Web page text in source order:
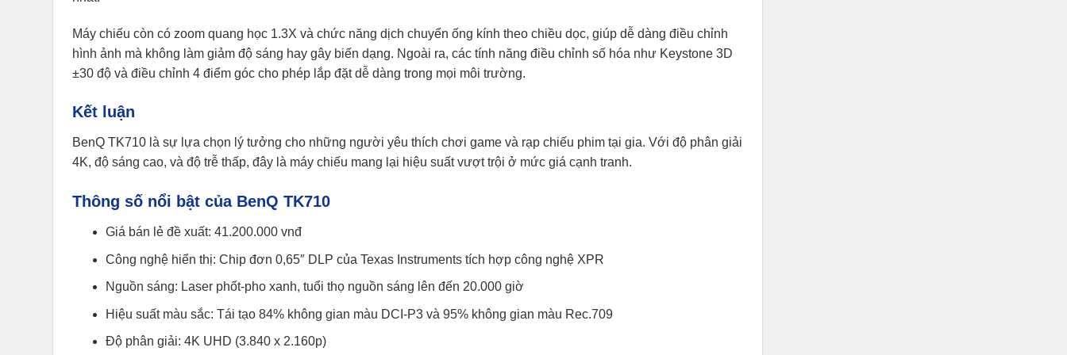
Máy chiếu còn có zoom quang học 1.3X và chức năng dịch chuyển ống kính theo chiều dọc, giúp dễ dàng điều chỉnh
hình ảnh mà không làm giảm độ sáng hay gây biến dạng. Ngoài ra, các tính năng điều chỉnh số hóa như Keystone 3D
±30 độ và điều chỉnh 4 điểm góc cho phép lắp đặt dễ dàng trong mọi môi trường.
Kết luận
BenQ TK710 là sự lựa chọn lý tưởng cho những người yêu thích chơi game và rạp chiếu phim tại gia. Với độ phân giải
4K, độ sáng cao, và độ trễ thấp, đây là máy chiếu mang lại hiệu suất vượt trội ở mức giá cạnh tranh.
Thông số nổi bật của BenQ TK710
Giá bán lẻ đề xuất: 41.200.000 vnđ
Công nghệ hiển thị: Chip đơn 0,65″ DLP của Texas Instruments tích hợp công nghệ XPR
Nguồn sáng: Laser phốt-pho xanh, tuổi thọ nguồn sáng lên đến 20.000 giờ
Hiệu suất màu sắc: Tái tạo 84% không gian màu DCI-P3 và 95% không gian màu Rec.709
Độ phân giải: 4K UHD (3.840 x 2.160p)